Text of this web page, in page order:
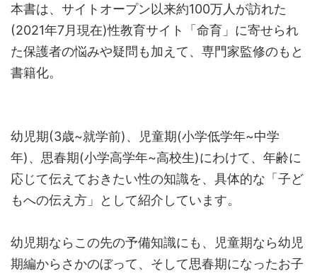
本書は、サイトオープン以来約100万人が訪れた
(2021年7月現在)性教育サイト「命育」に寄せられ
た保護者の悩みや疑問も加えて、専門家監修のもと
書籍化。
幼児期(3歳~就学前)、児童期(小学低学年~中学
年)、思春期(小学高学年~高校生)にわけて、年齢に
応じて伝えておきたい性の知識を、具体的な「子ど
もへの伝え方」として紹介しています。
幼児期ならこの先の予備知識にも、児童期なら幼児
期編からさかのぼって、そして思春期になったお子